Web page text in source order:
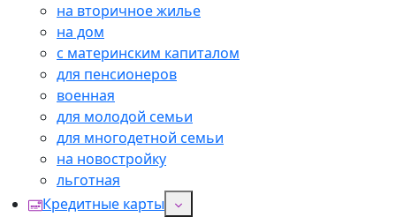
на вторичное жилье
на дом
с материнским капиталом
для пенсионеров
военная
для молодой семьи
для многодетной семьи
на новостройку
льготная
Кредитные карты